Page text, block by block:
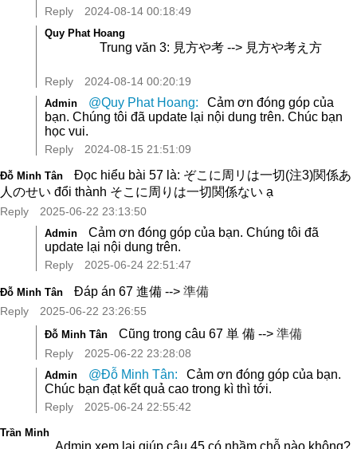
Reply 2024-08-14 00:18:49
Quy Phat Hoang
Trung văn 3: 見方や考 --> 見方や考え方
Reply 2024-08-14 00:20:19
Admin @Quy Phat Hoang:
Cảm ơn đóng góp của
bạn. Chúng tôi đã update lại nội dung trên. Chúc bạn
học vui.
Reply 2024-08-15 21:51:09
Đỗ Minh Tân
Đọc hiểu bài 57 là: ぞこに周リは一切(注3)関係あ
人のせい đổi thành そこに周りは一切関係ない ạ
Reply 2025-06-22 23:13:50
Admin
Cảm ơn đóng góp của bạn. Chúng tôi đã
update lại nội dung trên.
Reply 2025-06-24 22:51:47
Đỗ Minh Tân Đáp án 67 進備 --> 準備
Reply 2025-06-22 23:26:55
Đỗ Minh Tân Cũng trong câu 67 単 備 --> 準備
Reply 2025-06-22 23:28:08
Admin @Đỗ Minh Tân:
Cảm ơn đóng góp của bạn.
Chúc bạn đạt kết quả cao trong kì thì tới.
Reply 2025-06-24 22:55:42
Trần Minh